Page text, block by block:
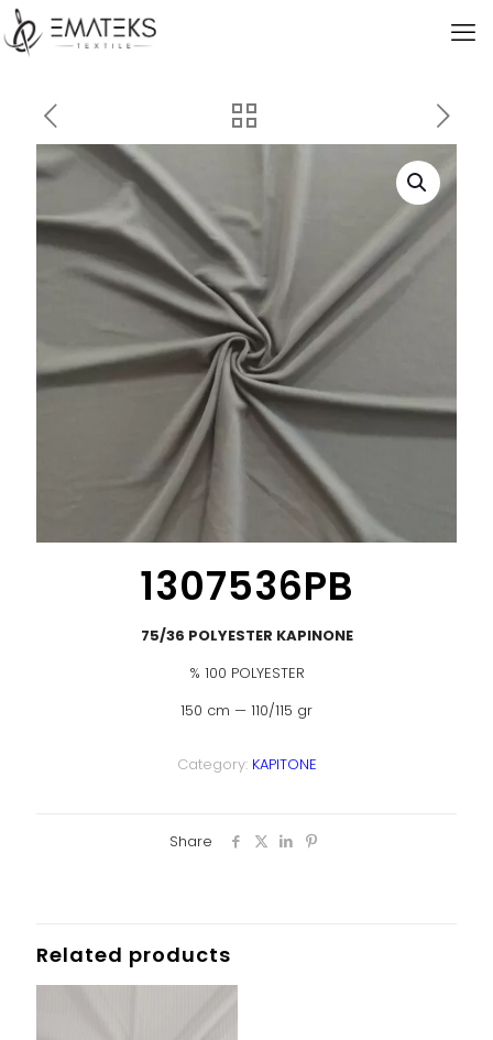
1307536PB
75/36 POLYESTER KAPINONE
% 100 POLYESTER
150 cm — 110/115 gr
Category: KAPITONE
Share
Related products